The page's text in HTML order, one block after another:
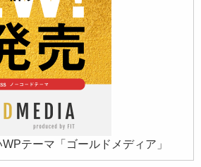
テーマ「ゴールドメディア」